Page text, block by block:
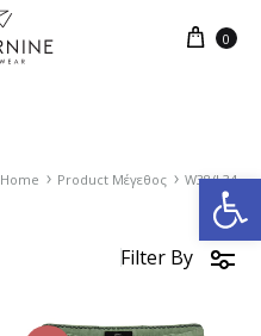
Ανοίξτε τη γραμμή εργαλείων
0
Home Product Μέγεθος W38/L34
Filter By